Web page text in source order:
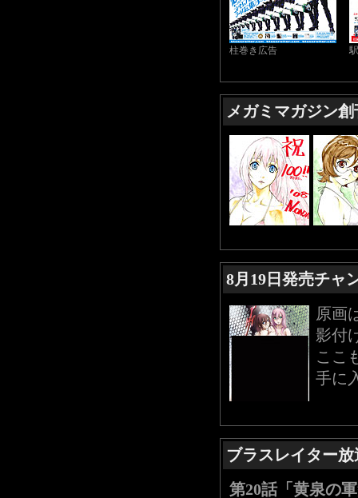
柱巻き広告
メガミマガジン
8月19日発売チャ
原画
影付
ここ
手に
ブラスレイター
第20話「黄泉の